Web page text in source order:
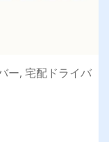
ー, 宅配ドライバ